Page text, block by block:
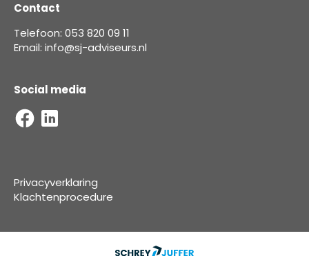
Contact
Telefoon: 053 820 09 11
Email: info@sj-adviseurs.nl
Social media
Privacyverklaring
Klachtenprocedure